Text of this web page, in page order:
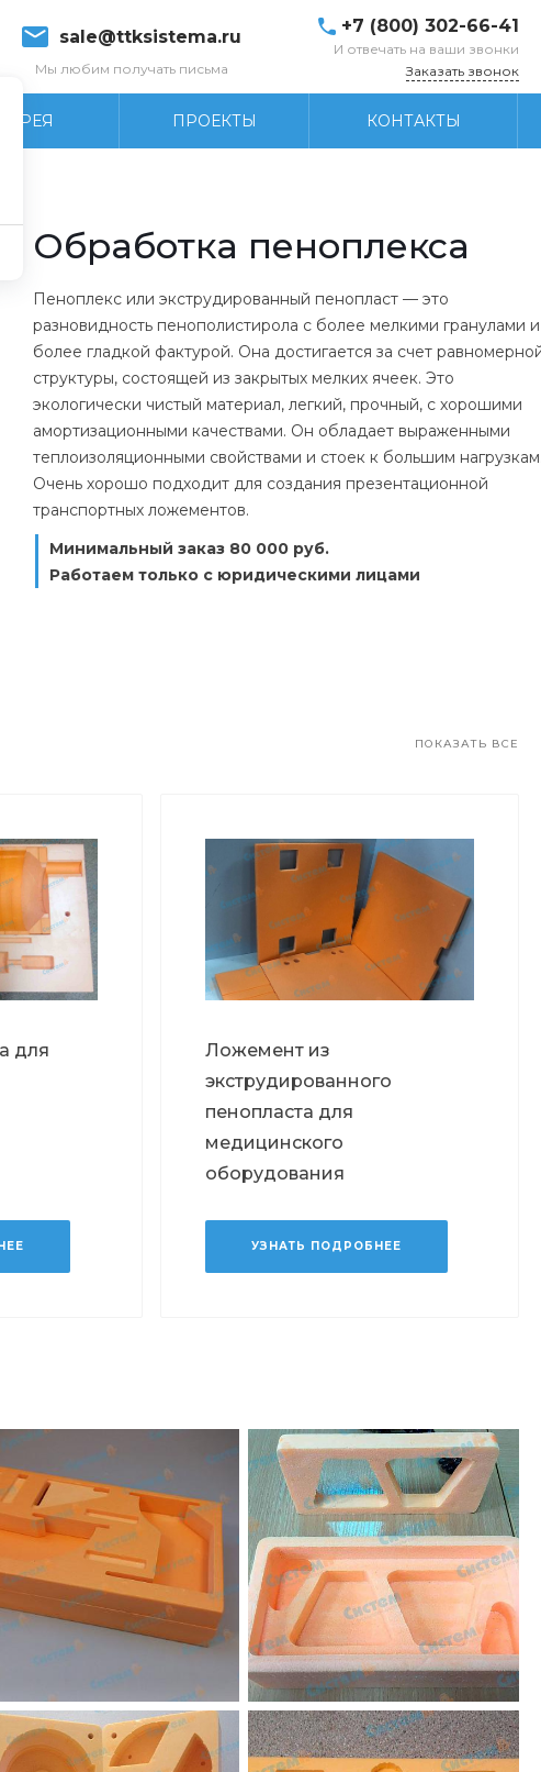
sale@ttksistema.ru
Мы любим получать письма
+7 (800) 302-66-41
И отвечать на ваши звонки
Заказать звонок
ПРОЕКТЫ КОНТАКТЫ
Обработка пеноплекса
Пеноплекс или экструдированный пенопласт — это
разновидность пенополистирола с более мелкими гранулами и
более гладкой фактурой. Она достигается за счет
структуры, состоящей из закрытых мелких ячеек. Это
экологически чистый материал, легкий, прочный, с хорошими
амортизационными качествами. Он обладает выраженными
теплоизоляционными свойствами и стоек к большим
Очень хорошо подходит для создания презентационной
транспортных ложементов.
Минимальный заказ 80 000 руб.
Работаем только с юридическими лицами
ПОКАЗАТЬ ВСЕ
для
Ложемент из
экструдированного
пенопласта для
медицинского
оборудования
УЗНАТЬ ПОДРОБНЕЕ